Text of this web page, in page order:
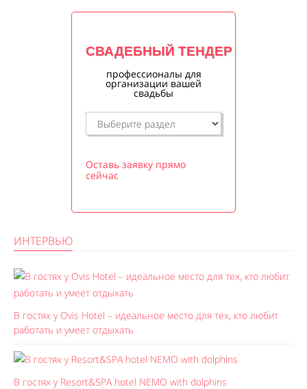
СВАДЕБНЫЙ ТЕНДЕР
профессионалы для
организации вашей
свадьбы
Оставь заявку прямо
сейчас
ИНТЕРВЬЮ
В гостях у Ovis Hotel – идеальное место для тех, кто любит
работать и умеет отдыхать
В гостях у Resort&SPA hotel NEMO with dolphins